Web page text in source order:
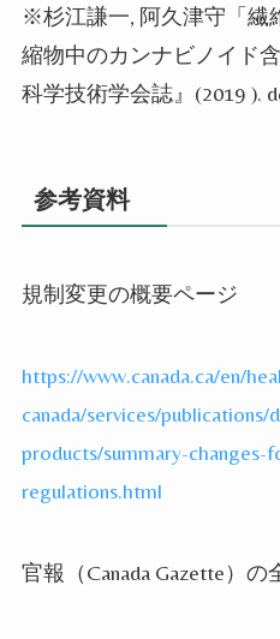
※杉江謙一, 阿久津守「繊
縮物中のカンナビノイド
科学技術学会誌』 (2019 ).
参考資料
規制変更の概要ページ
https://www.canada.ca/en/
canada/services/publications/
products/summary-
regulations.html
官報（Canada Gazette）の